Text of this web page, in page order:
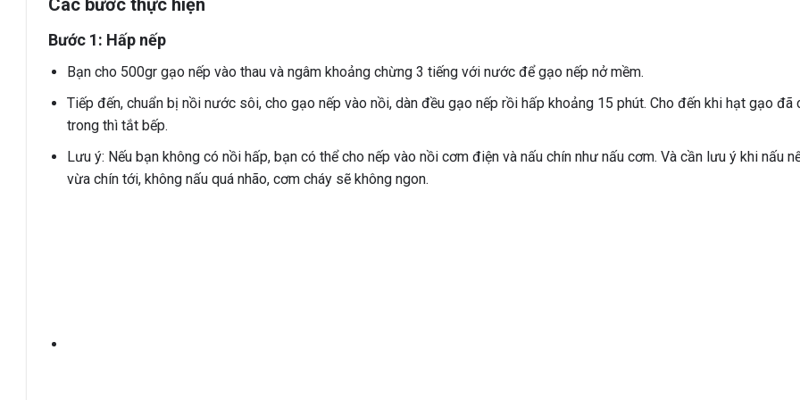
Các bước thực hiện
Bước 1: Hấp nếp
Bạn cho 500gr gạo nếp vào thau và ngâm khoảng chừng 3 tiếng với nước để gạo nếp nở mềm.
Tiếp đến, chuẩn bị nồi nước sôi, cho gạo nếp vào nồi, dàn đều gạo nếp rồi hấp khoảng 15 phút. Cho đến khi hạt gạo đã
trong thì tắt bếp.
Lưu ý: Nếu bạn không có nồi hấp, bạn có thể cho nếp vào nồi cơm điện và nấu chín như nấu cơm. Và cần lưu ý khi nấu
vừa chín tới, không nấu quá nhão, cơm cháy sẽ không ngon.